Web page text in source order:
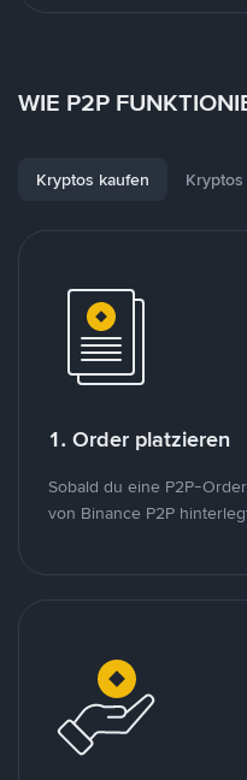
WIE P2P
Kryptos kaufen
1. Order platzieren
Sobald du eine P2P-
von Binance P2P